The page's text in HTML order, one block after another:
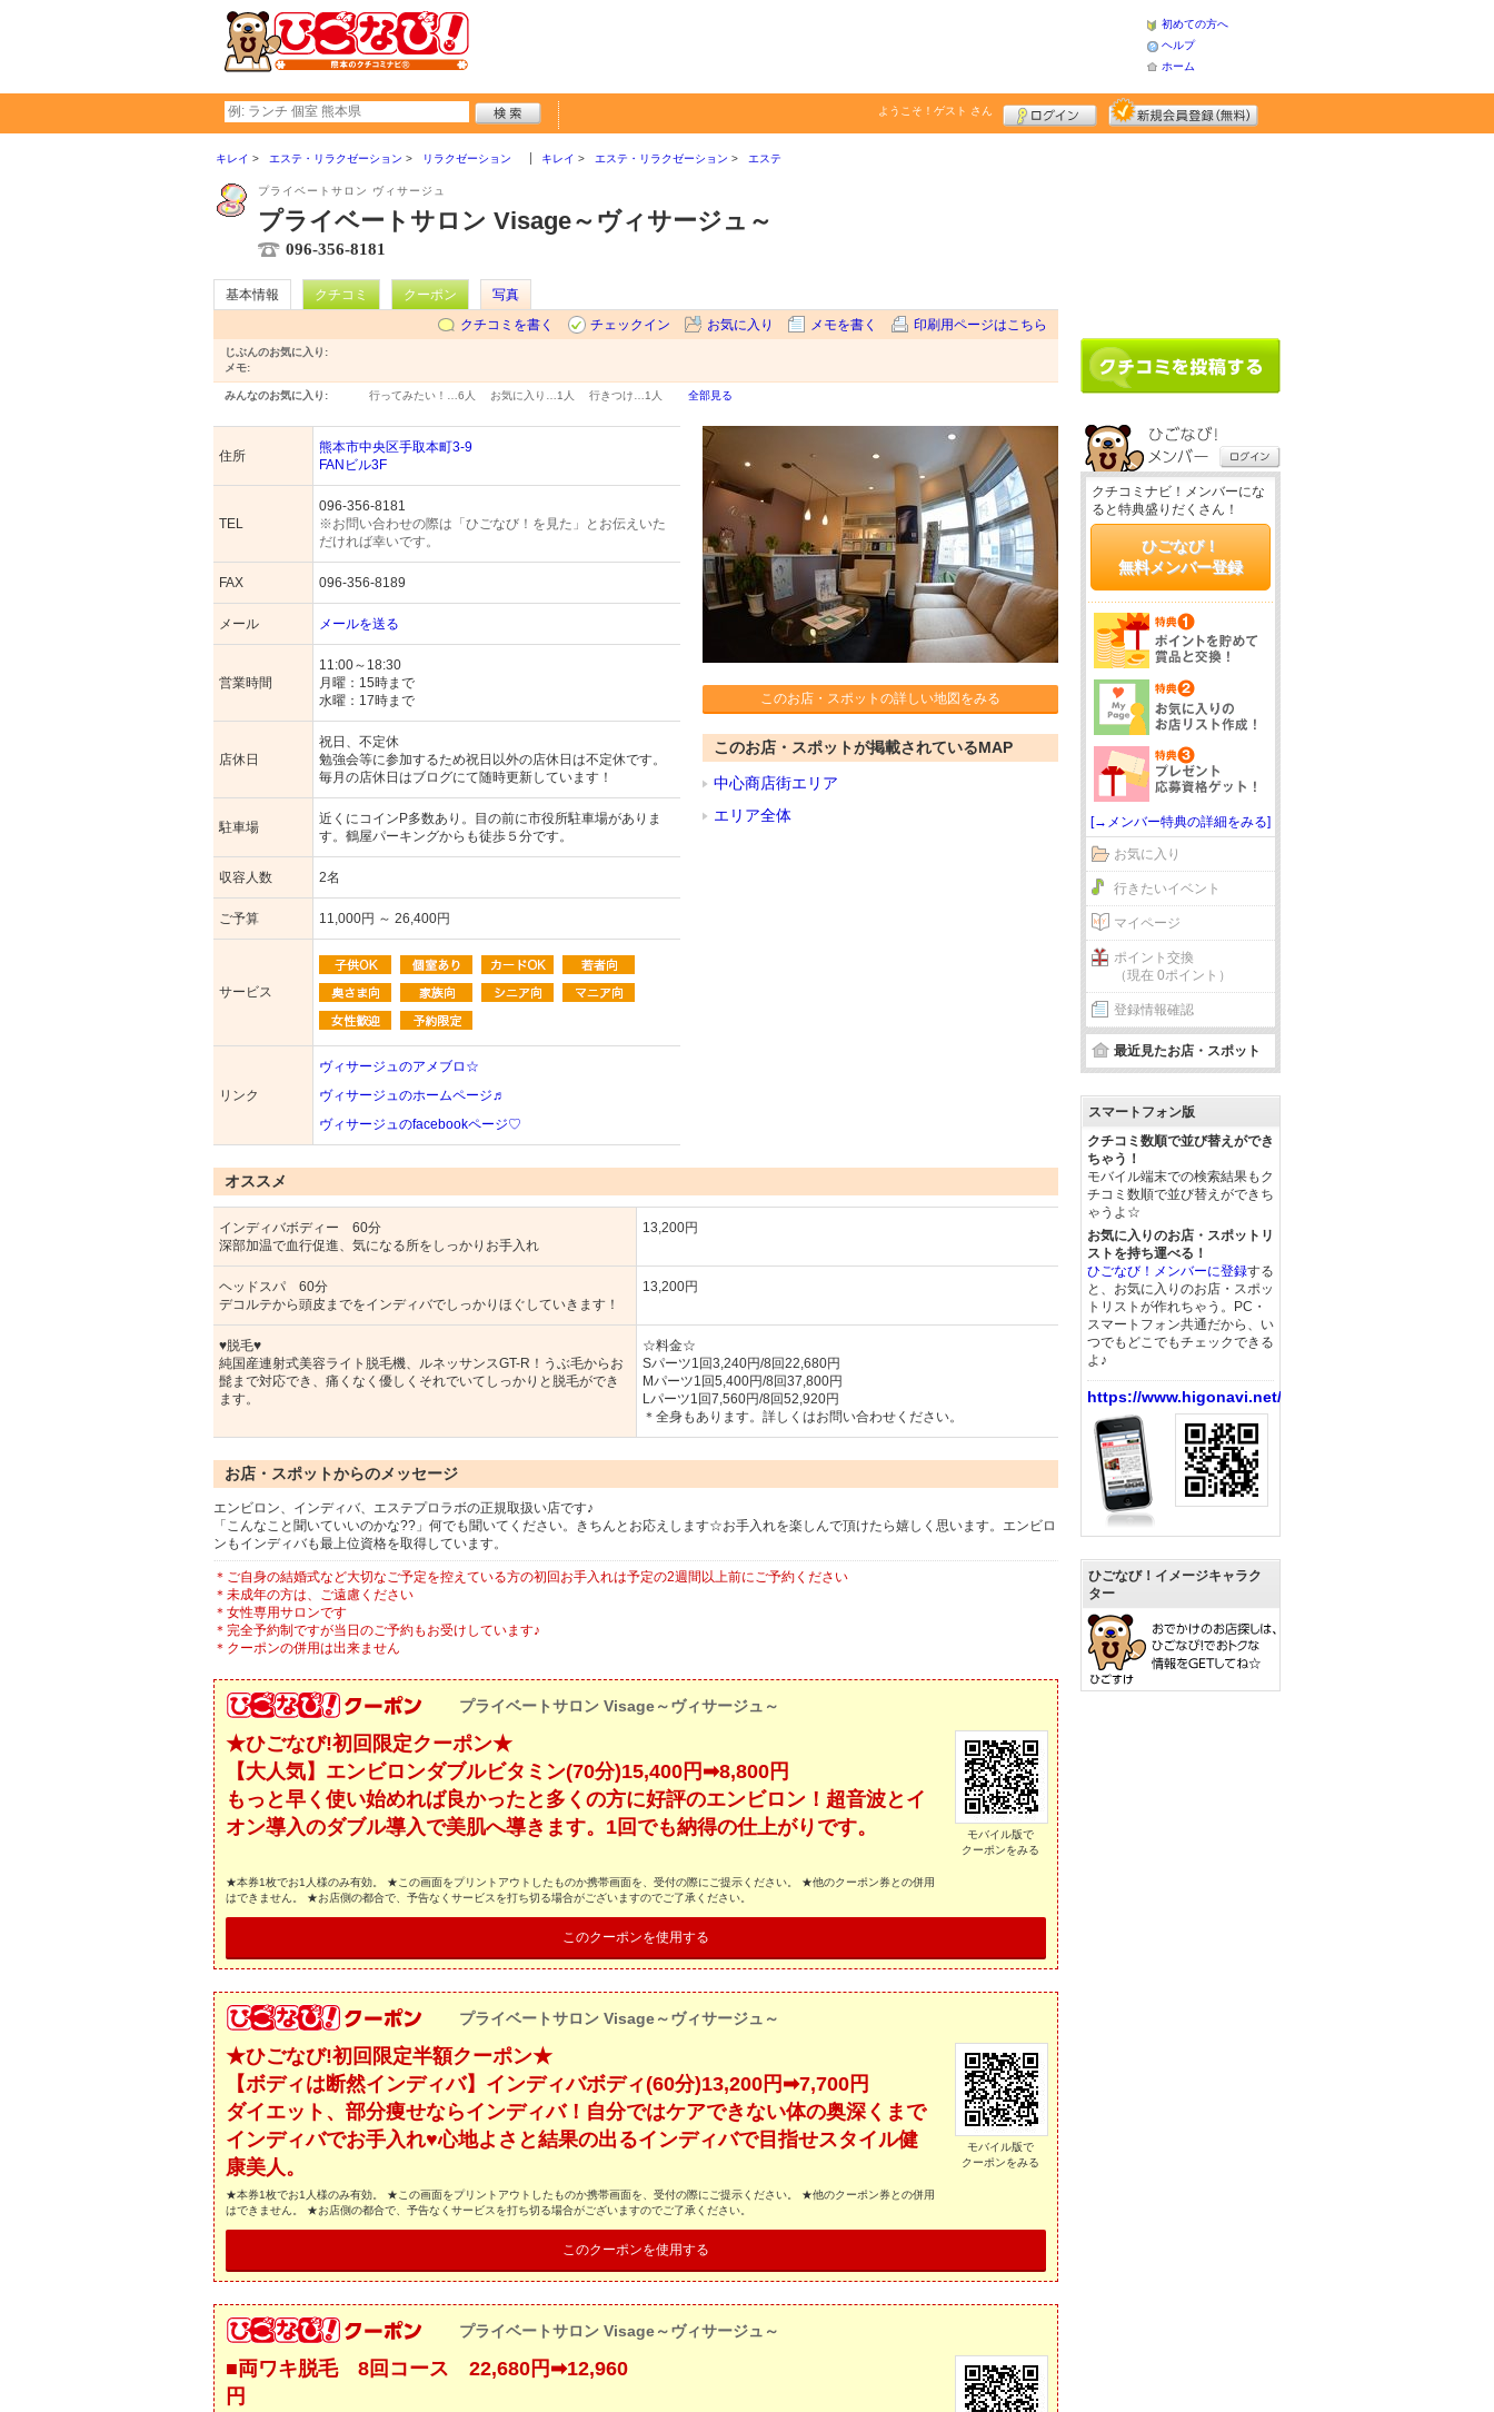
初めての方へ
ヘルプ
ホーム
ようこそ！ ゲスト さん
キレイ エステ・リラクゼーション リラクゼーション キレイ エステ・リラクゼーション エステ
プライベートサロン ヴィサージュ
プライベートサロン Visage～ヴィサージュ～
096-356-8181
基本情報 クチコミ クーポン
写真
クチコミを書く
チェックイン お気に入り メモを書く 印刷用ページはこちら
じぶんのお気に入り:
メモ:
みんなのお気に入り: 行ってみたい！… 6人 お気に入り… 1人 行きつけ… 1人 全部見る
住所
熊本市中央区手取本町3-9
FANビル3F
TEL
096-356-8181
※お問い合わせの際は「ひごなび！を見た」とお伝えいた
だければ幸いです。
FAX 096-356-8189
メール メールを送る
営業時間
11:00～18:30
月曜：15時まで
水曜：17時まで
店休日
祝日、不定休
勉強会等に参加するため祝日以外の店休日は不定休です。
毎月の店休日はブログにて随時更新しています！
駐車場
近くにコインP多数あり。目の前に市役所駐車場がありま
す。鶴屋パーキングからも徒歩５分です。
収容人数 2名
ご予算 11,000円 ～ 26,400円
サービス
リンク
ヴィサージュのアメブロ☆
ヴィサージュのホームページ♬
ヴィサージュのfacebookページ♡
このお店・スポットの詳しい地図をみる
このお店・スポットが掲載されているMAP
中心商店街エリア
エリア全体
オススメ
インディバボディー 60分
深部加温で血行促進、気になる所をしっかりお手入れ
13,200円
ヘッドスパ 60分
デコルテから頭皮までをインディバでしっかりほぐしていきます！
13,200円
♥脱毛♥
純国産連射式美容ライト脱毛機、ルネッサンスGT-R！うぶ毛からお
髭まで対応でき、痛くなく優しくそれでいてしっかりと脱毛ができ
ます。
☆料金☆
Sパーツ1回3,240円/8回22,680円
Mパーツ1回5,400円/8回37,800円
Lパーツ1回7,560円/8回52,920円
＊全身もあります。詳しくはお問い合わせください。
お店・スポットからのメッセージ
エンビロン、インディバ、エステプロラボの正規取扱い店です♪
「こんなこと聞いていいのかな??」何でも聞いてください。きちんとお応えします☆お手入れを楽しんで頂けたら嬉しく思います。エンビロ
ンもインディバも最上位資格を取得しています。
＊ご自身の結婚式など大切なご予定を控えている方の初回お手入れは予定の2週間以上前にご予約ください
＊未成年の方は、ご遠慮ください
＊女性専用サロンです
＊完全予約制ですが当日のご予約もお受けしています♪
＊クーポンの併用は出来ません
プライベートサロン Visage～ヴィサージュ～
★ひごなび!初回限定クーポン★
【大人気】エンビロンダブルビタミン(70分)15,400円➡8,800円
もっと早く使い始めれば良かったと多くの方に好評のエンビロン！超音波とイ
オン導入のダブル導入で美肌へ導きます。1回でも納得の仕上がりです。
★本券1枚でお1人様のみ有効。 ★この画面をプリントアウトしたものか携帯画面を、受付の際にご提示ください。 ★他のクーポン券との併用
はできません。 ★お店側の都合で、予告なくサービスを打ち切る場合がございますのでご了承ください。
モバイル版で
クーポンをみる
このクーポンを使用する
プライベートサロン Visage～ヴィサージュ～
★ひごなび!初回限定半額クーポン★
【ボディは断然インディバ】インディバボディ(60分)13,200円➡7,700円
ダイエット、部分痩せならインディバ！自分ではケアできない体の奥深くまで
インディバでお手入れ♥心地よさと結果の出るインディバで目指せスタイル健
康美人。
★本券1枚でお1人様のみ有効。 ★この画面をプリントアウトしたものか携帯画面を、受付の際にご提示ください。 ★他のクーポン券との併用
はできません。 ★お店側の都合で、予告なくサービスを打ち切る場合がございますのでご了承ください。
モバイル版で
クーポンをみる
このクーポンを使用する
プライベートサロン Visage～ヴィサージュ～
■両ワキ脱毛 8回コース 22,680円➡12,960
円
クチコミナビ！メンバーにな
ると特典盛りだくさん！
ひごなび！
無料メンバー登録
[→メンバー特典の詳細をみる]
お気に入り
行きたいイベント
マイページ
ポイント交換
（現在 0ポイント）
登録情報確認
最近見たお店・スポット
スマートフォン版
クチコミ数順で並び替えができ
ちゃう！
モバイル端末での検索結果もク
チコミ数順で並び替えができち
ゃうよ☆
お気に入りのお店・スポットリ
ストを持ち運べる！
ひごなび！メンバーに登録する
と、お気に入りのお店・スポッ
トリストが作れちゃう。PC・
スマートフォン共通だから、い
つでもどこでもチェックできる
よ♪
https://www.higonavi.net/
ひごなび！イメージキャラク
ター